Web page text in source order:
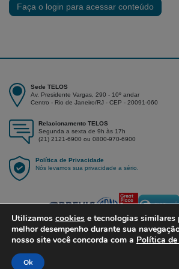
Faça o login para acessar conteúdo
Sede TELOS
Av. Presidente Vargas, 290 - 10º andar
Centro - Rio de Janeiro/RJ - CEP - 20091-060
Relacionamento TELOS
Segunda a sexta de 9h às 17h
(21) 2121-6900 ou 0800-970-6900
Política de Privacidade
Nós levamos sua privacidade a sério.
Utilizamos cookies e tecnologias similares
melhor desempenho durante sua
nosso site você concorda com a Política
Ok